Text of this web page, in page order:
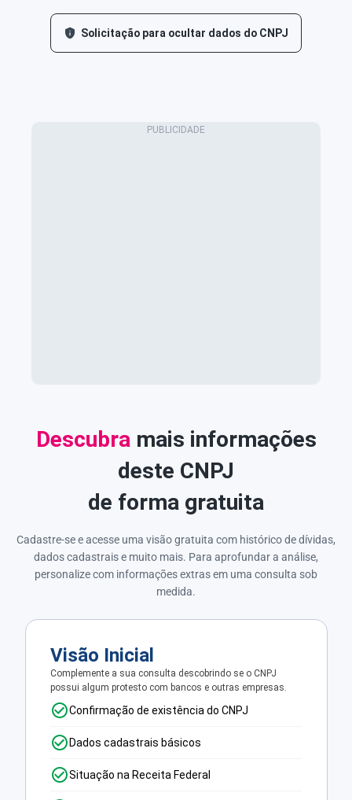
Solicitação para ocultar dados do CNPJ
Descubra mais informações
deste CNPJ
de forma gratuita
Cadastre-se e acesse uma visão gratuita com histórico de dívidas,
dados cadastrais e muito mais. Para aprofundar a análise,
personalize com informações extras em uma consulta sob
medida.
Visão Inicial
Complemente a sua consulta descobrindo se o CNPJ
possui algum protesto com bancos e outras empresas.
Confirmação de existência do CNPJ
Dados cadastrais básicos
Situação na Receita Federal